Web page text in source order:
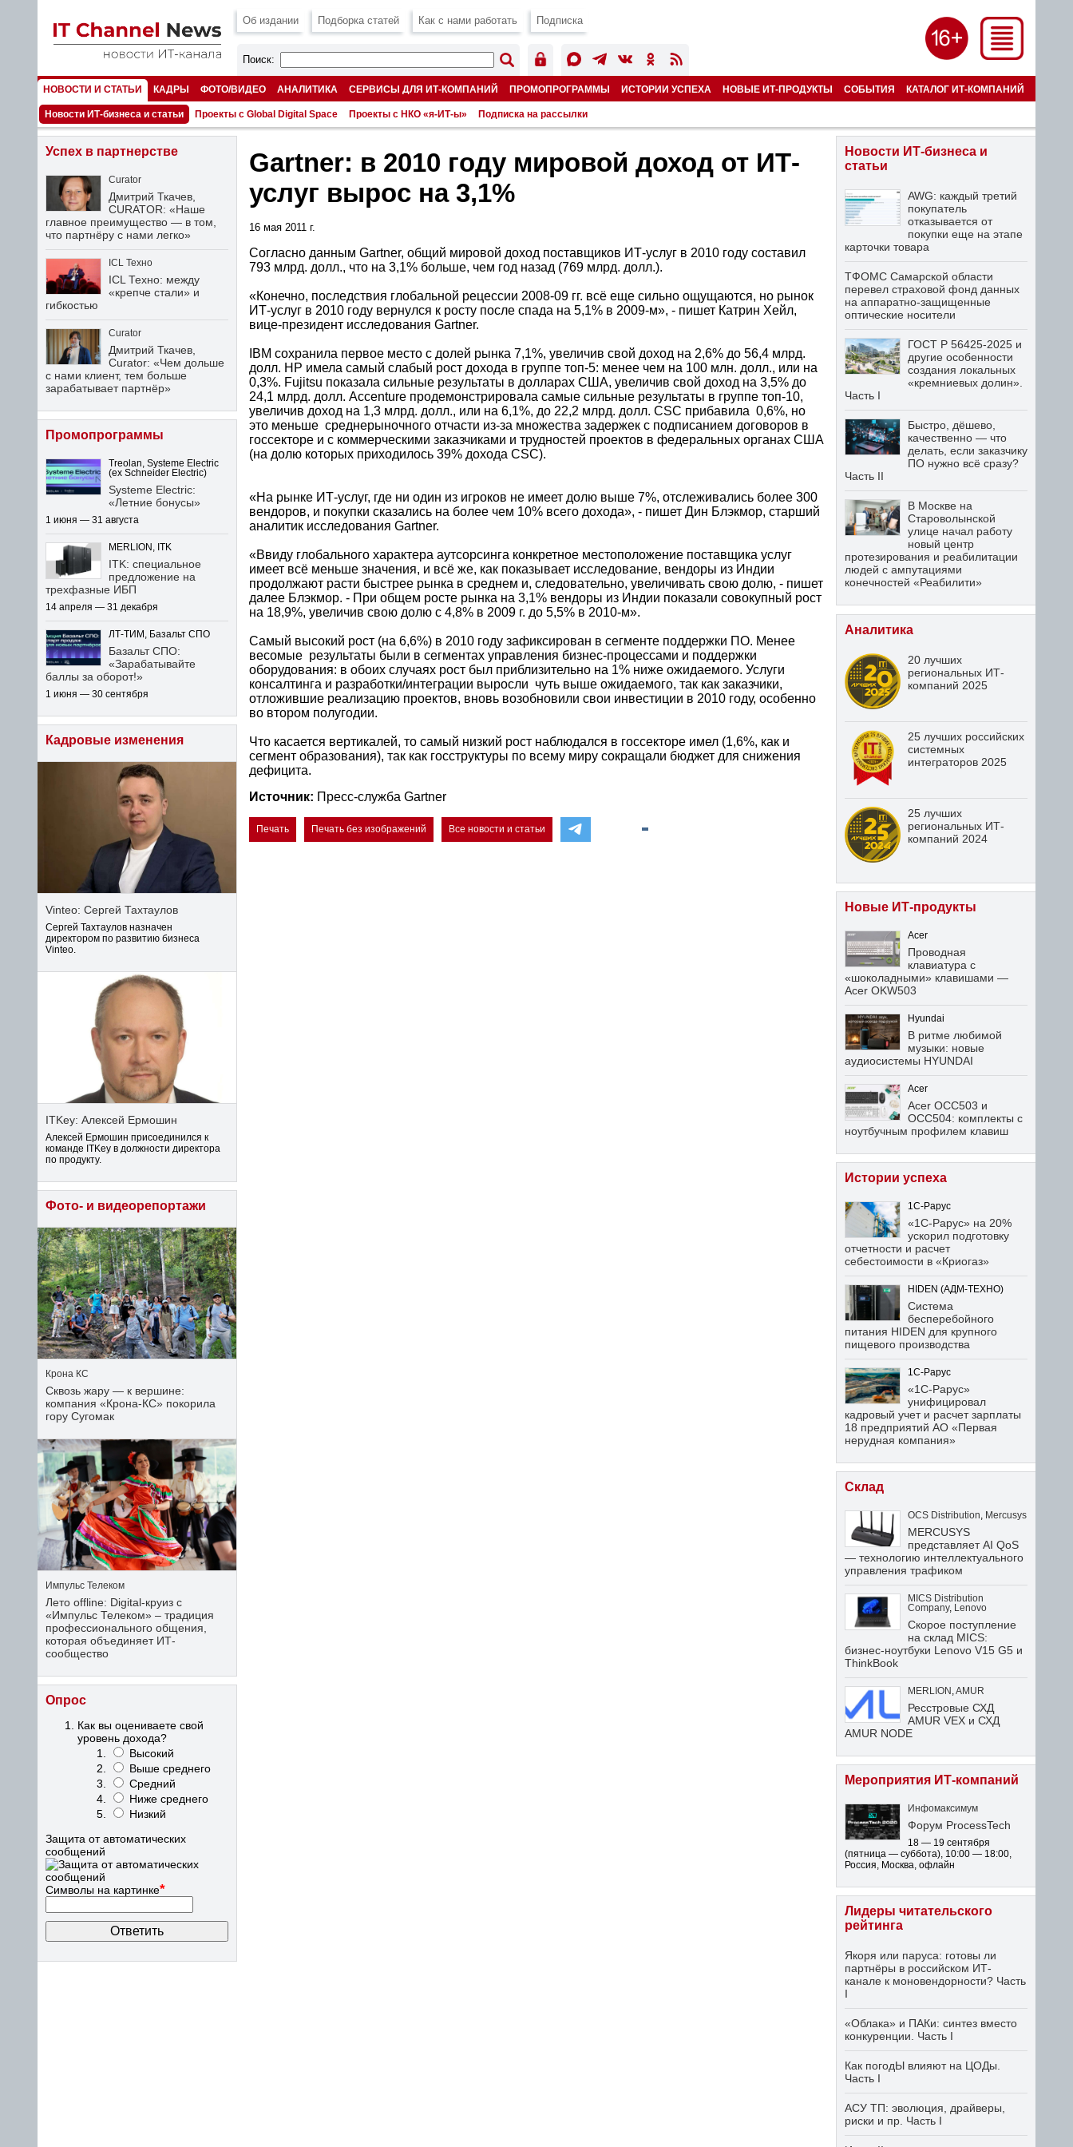
Об издании Подборка статей Как с нами работать Подписка
Поиск:
НОВОСТИ И СТАТЬИ КАДРЫ ФОТО/ВИДЕО АНАЛИТИКА СЕРВИСЫ ДЛЯ ИТ-КОМПАНИЙ ПРОМОПРОГРАММЫ ИСТОРИИ УСПЕХА НОВЫЕ ИТ-ПРОДУКТЫ СОБЫТИЯ КАТАЛОГ ИТ-КОМПАНИЙ
НОМЕРА
Новости ИТ-бизнеса и статьи Проекты с Global Digital Space Проекты с НКО «я-ИТ-ы» Подписка на рассылки
Gartner: в 2010 году мировой доход от ИТ-
услуг вырос на 3,1%
16 мая 2011 г.
Согласно данным Gartner, общий мировой доход поставщиков ИТ-услуг в 2010 году составил
793 млрд. долл., что на 3,1% больше, чем год назад (769 млрд. долл.).
«Конечно, последствия глобальной рецессии 2008-09 гг. всё еще сильно ощущаются, но рынок
ИТ-услуг в 2010 году вернулся к росту после спада на 5,1% в 2009-м», - пишет Катрин Хейл,
вице-президент исследования Gartner.
IBM сохранила первое место с долей рынка 7,1%, увеличив свой доход на 2,6% до 56,4 млрд.
долл. HP имела самый слабый рост дохода в группе топ-5: менее чем на 100 млн. долл., или на
0,3%. Fujitsu показала сильные результаты в долларах США, увеличив свой доход на 3,5% до
24,1 млрд. долл. Accenture продемонстрировала самые сильные результаты в группе топ-10,
увеличив доход на 1,3 млрд. долл., или на 6,1%, до 22,2 млрд. долл. CSC прибавила 0,6%, но
это меньше среднерыночного отчасти из-за множества задержек с подписанием договоров в
госсекторе и с коммерческими заказчиками и трудностей проектов в федеральных органах США
(на долю которых приходилось 39% дохода CSC).
«На рынке ИТ-услуг, где ни один из игроков не имеет долю выше 7%, отслеживались более 300
вендоров, и покупки сказались на более чем 10% всего дохода», - пишет Дин Блэкмор, старший
аналитик исследования Gartner.
«Ввиду глобального характера аутсорсинга конкретное местоположение поставщика услуг
имеет всё меньше значения, и всё же, как показывает исследование, вендоры из Индии
продолжают расти быстрее рынка в среднем и, следовательно, увеличивать свою долю, - пишет
далее Блэкмор. - При общем росте рынка на 3,1% вендоры из Индии показали совокупный рост
на 18,9%, увеличив свою долю с 4,8% в 2009 г. до 5,5% в 2010-м».
Самый высокий рост (на 6,6%) в 2010 году зафиксирован в сегменте поддержки ПО. Менее
весомые результаты были в сегментах управления бизнес-процессами и поддержки
оборудования: в обоих случаях рост был приблизительно на 1% ниже ожидаемого. Услуги
консалтинга и разработки/интеграции выросли чуть выше ожидаемого, так как заказчики,
отложившие реализацию проектов, вновь возобновили свои инвестиции в 2010 году, особенно
во втором полугодии.
Что касается вертикалей, то самый низкий рост наблюдался в госсекторе имел (1,6%, как и
сегмент образования), так как госструктуры по всему миру сокращали бюджет для снижения
дефицита.
Источник: Пресс-служба Gartner
Печать Печать без изображений Все новости и статьи
Успех в партнерстве
Curator
Дмитрий Ткачев,
CURATOR: «Наше
главное преимущество — в том,
что партнёру с нами легко»
ICL Техно
ICL Техно: между
«крепче стали» и
гибкостью
Curator
Дмитрий Ткачев,
Curator: «Чем дольше
с нами клиент, тем больше
зарабатывает партнёр»
Промопрограммы
Treolan, Systeme Electric
(ex Schneider Electric)
Systeme Electric:
«Летние бонусы»
1 июня — 31 августа
MERLION, ITK
ITK: специальное
предложение на
трехфазные ИБП
14 апреля — 31 декабря
ЛТ-ТИМ, Базальт СПО
Базальт СПО:
«Зарабатывайте
баллы за оборот!»
1 июня — 30 сентября
Кадровые изменения
Vinteo: Сергей Тахтаулов
Сергей Тахтаулов назначен
директором по развитию бизнеса
Vinteo.
ITKey: Алексей Ермошин
Алексей Ермошин присоединился к
команде ITKey в должности директора
по продукту.
Фото- и видеорепортажи
Крона КС
Сквозь жару — к вершине:
компания «Крона‑КС» покорила
гору Сугомак
Импульс Телеком
Лето offline: Digital-круиз с
«Импульс Телеком» – традиция
профессионального общения,
которая объединяет ИТ-
сообщество
Опрос
Как вы оцениваете свой
уровень дохода?
Высокий
Выше среднего
Средний
Ниже среднего
Низкий
Защита от автоматических
сообщений
Символы на картинке*
Новости ИТ-бизнеса и
статьи
AWG: каждый третий
покупатель
отказывается от
покупки еще на этапе
карточки товара
ТФОМС Самарской области
перевел страховой фонд данных
на аппаратно-защищенные
оптические носители
ГОСТ Р 56425-2025 и
другие особенности
создания локальных
«кремниевых долин».
Часть I
Быстро, дёшево,
качественно — что
делать, если заказчику
ПО нужно всё сразу?
Часть II
В Москве на
Староволынской
улице начал работу
новый центр
протезирования и реабилитации
людей с ампутациями
конечностей «Реабилити»
Аналитика
20 лучших
региональных ИТ-
компаний 2025
25 лучших российских
системных
интеграторов 2025
25 лучших
региональных ИТ-
компаний 2024
Новые ИТ-продукты
Acer
Проводная
клавиатура с
«шоколадными» клавишами —
Acer OKW503
Hyundai
В ритме любимой
музыки: новые
аудиосистемы HYUNDAI
Acer
Acer OCC503 и
OCC504: комплекты с
ноутбучным профилем клавиш
Истории успеха
1С-Рарус
«1С-Рарус» на 20%
ускорил подготовку
отчетности и расчет
себестоимости в «Криогаз»
HIDEN (АДМ-ТЕХНО)
Система
бесперебойного
питания HIDEN для крупного
пищевого производства
1С-Рарус
«1С-Рарус»
унифицировал
кадровый учет и расчет зарплаты
18 предприятий АО «Первая
нерудная компания»
Склад
OCS Distribution Mercusys
MERCUSYS
представляет AI QoS
— технологию интеллектуального
управления трафиком
MICS Distribution
Company, Lenovo
Скорое поступление
на склад MICS:
бизнес-ноутбуки Lenovo V15 G5 и
ThinkBook
MERLION AMUR
Ресстровые СХД
AMUR VEX и СХД
AMUR NODE
Мероприятия ИТ-компаний
Инфомаксимум
Форум ProcessTech
18 — 19 сентября
(пятница — суббота), 10:00 — 18:00,
Россия, Москва, офлайн
Лидеры читательского
рейтинга
Якоря или паруса: готовы ли
партнёры в российском ИТ-
канале к моновендорности? Часть
I
«Облака» и ПАКи: синтез вместо
конкуренции. Часть I
Как погодЫ влияют на ЦОДы.
Часть I
АСУ ТП: эволюция, драйверы,
риски и пр. Часть I